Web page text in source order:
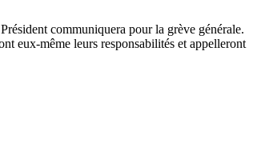
communiquera pour la grève générale.
eux-même leurs responsabilités et appelleront